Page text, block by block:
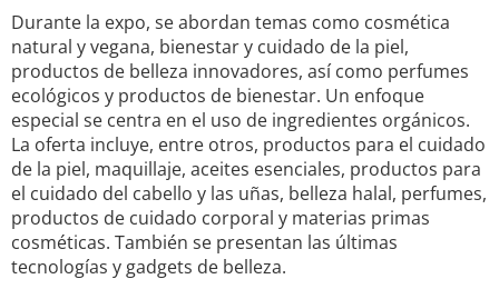
Durante la expo, se abordan temas como cosmética
natural y vegana, bienestar y cuidado de la piel,
productos de belleza innovadores, así como perfumes
ecológicos y productos de bienestar. Un enfoque
especial se centra en el uso de ingredientes orgánicos.
La oferta incluye, entre otros, productos para el cuidado
de la piel, maquillaje, aceites esenciales, productos para
el cuidado del cabello y las uñas, belleza halal, perfumes,
productos de cuidado corporal y materias primas
cosméticas. También se presentan las últimas
tecnologías y gadgets de belleza.